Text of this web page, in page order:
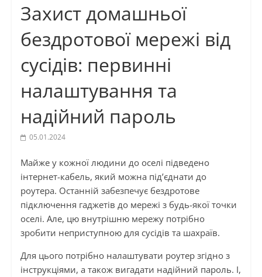
Захист домашньої
бездротової мережі від
сусідів: первинні
налаштування та
надійний пароль
05.01.2024
Майже у кожної людини до оселі підведено
інтернет-кабель, який можна під’єднати до
роутера. Останній забезпечує бездротове
підключення гаджетів до мережі з будь-якої точки
оселі. Але, цю внутрішню мережу потрібно
зробити неприступною для сусідів та шахраїв.
Для цього потрібно налаштувати роутер згідно з
інструкціями, а також вигадати надійний пароль. І,